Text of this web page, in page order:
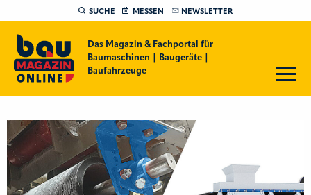
SUCHE MESSEN NEWSLETTER
Das Magazin & Fachportal für
Baumaschinen | Baugeräte |
Baufahrzeuge